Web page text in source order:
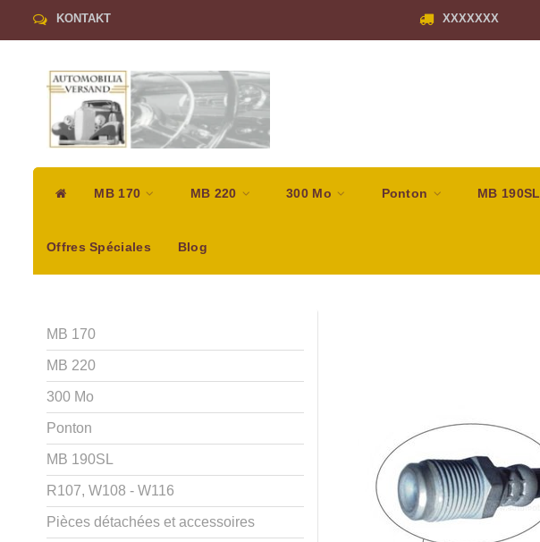
KONTAKT XXXXXXX
MB 170 MB 220 300 Mo Ponton MB 190SL
Offres Spéciales Blog
MB 170
MB 220
300 Mo
Ponton
MB 190SL
R107, W108 - W116
Pièces détachées et accessoires